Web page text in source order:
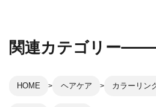
関連カテゴリー
HOME ヘアケア カラーリン